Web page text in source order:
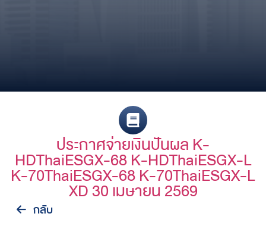
ประกาศจ่ายเงินปันผล K-
HDThaiESGX-68 K-HDThaiESGX-L
K-70ThaiESGX-68 K-70ThaiESGX-L
XD 30 เมษายน 2569
กลับ